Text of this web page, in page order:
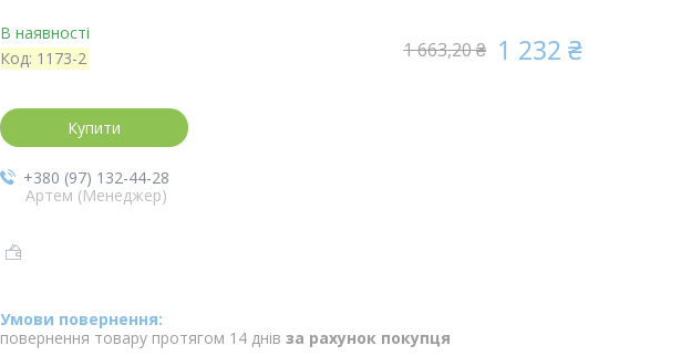
В наявності
Код: 1173-2 1 663,20 ₴ 1 232 ₴
Купити
+380 (97) 132-44-28
Артем (Менеджер)
повернення товару протягом 14 днів за рахунок покупця